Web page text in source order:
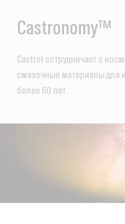
Castronomy™
Castrol сотрудничает с
смазочные материалы для
более 60 лет.